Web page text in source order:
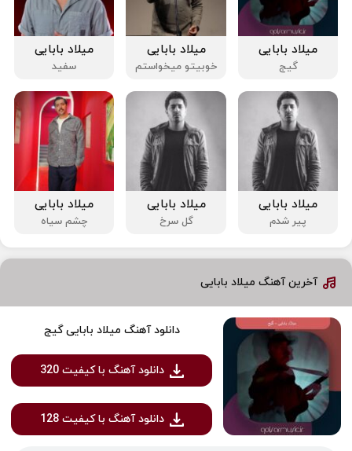
میلاد بابایی
گیج
میلاد بابایی
خوبیتو میخواستم
میلاد بابایی
سفید
میلاد بابایی
پیر شدم
میلاد بابایی
گل سرخ
میلاد بابایی
چشم سیاه
آخرین آهنگ میلاد بابایی
دانلود آهنگ میلاد بابایی گیج
دانلود آهنگ با کیفیت 320
دانلود آهنگ با کیفیت 128